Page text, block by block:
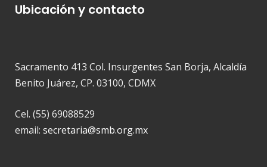
Ubicación y contacto
Sacramento 413 Col. Insurgentes San Borja, Alcaldía
Benito Juárez, CP. 03100, CDMX
Cel. (55) 69088529
email: secretaria@smb.org.mx